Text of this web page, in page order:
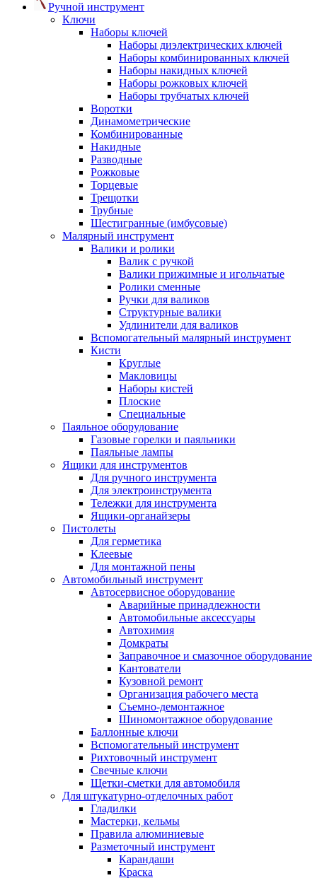
Ручной инструмент
Ключи
Наборы ключей
Наборы диэлектрических ключей
Наборы комбинированных ключей
Наборы накидных ключей
Наборы рожковых ключей
Наборы трубчатых ключей
Воротки
Динамометрические
Комбинированные
Накидные
Разводные
Рожковые
Торцевые
Трещотки
Трубные
Шестигранные (имбусовые)
Малярный инструмент
Валики и ролики
Валик с ручкой
Валики прижимные и игольчатые
Ролики сменные
Ручки для валиков
Структурные валики
Удлинители для валиков
Вспомогательный малярный инструмент
Кисти
Круглые
Макловицы
Наборы кистей
Плоские
Специальные
Паяльное оборудование
Газовые горелки и паяльники
Паяльные лампы
Ящики для инструментов
Для ручного инструмента
Для электроинструмента
Тележки для инструмента
Ящики-органайзеры
Пистолеты
Для герметика
Клеевые
Для монтажной пены
Автомобильный инструмент
Автосервисное оборудование
Аварийные принадлежности
Автомобильные аксессуары
Автохимия
Домкраты
Заправочное и смазочное оборудование
Кантователи
Кузовной ремонт
Организация рабочего места
Съемно-демонтажное
Шиномонтажное оборудование
Баллонные ключи
Вспомогательный инструмент
Рихтовочный инструмент
Свечные ключи
Щетки-сметки для автомобиля
Для штукатурно-отделочных работ
Гладилки
Мастерки, кельмы
Правила алюминиевые
Разметочный инструмент
Карандаши
Краска